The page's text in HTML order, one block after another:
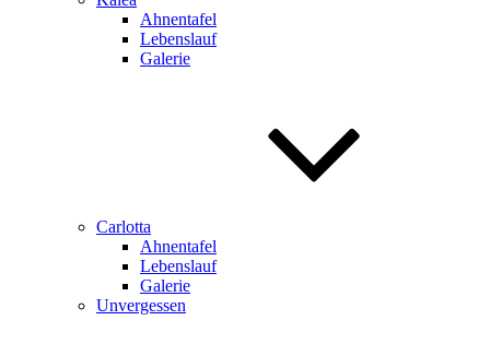
Ahnentafel
Lebenslauf
Galerie
Carlotta
Ahnentafel
Lebenslauf
Galerie
Unvergessen